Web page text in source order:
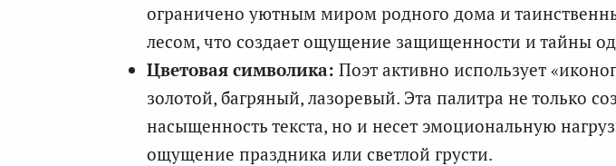
ограничено уютным миром родного дома и
лесом, что создает ощущение защищенности и тайны
Цветовая символика: Поэт активно использует
золотой, багряный, лазоревый. Эта палитра не только
насыщенность текста, но и несет эмоциональную
ощущение праздника или светлой грусти.